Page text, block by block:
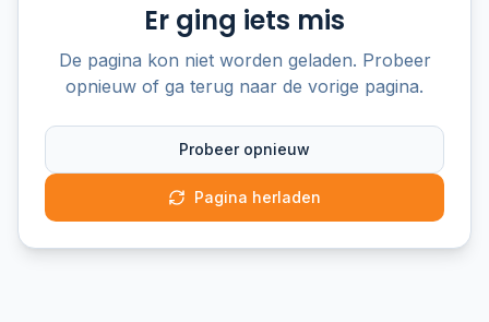
Er ging iets mis
De pagina kon niet worden geladen. Probeer
opnieuw of ga terug naar de vorige pagina.
Probeer opnieuw
Pagina herladen